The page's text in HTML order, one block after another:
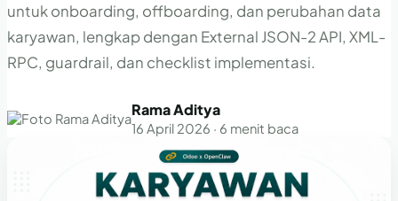
untuk onboarding, offboarding, dan perubahan data
karyawan, lengkap dengan External JSON-2 API, XML-
RPC, guardrail, dan checklist implementasi.
Rama Aditya
16 April 2026 · 6 menit baca